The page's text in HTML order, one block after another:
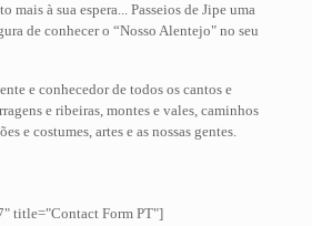
mais à sua espera... Passeios de Jipe uma
de conhecer o “Nosso Alentejo" no seu
e conhecedor de todos os cantos e
e ribeiras, montes e vales, caminhos
e costumes, artes e as nossas gentes.
title="Contact Form PT"]